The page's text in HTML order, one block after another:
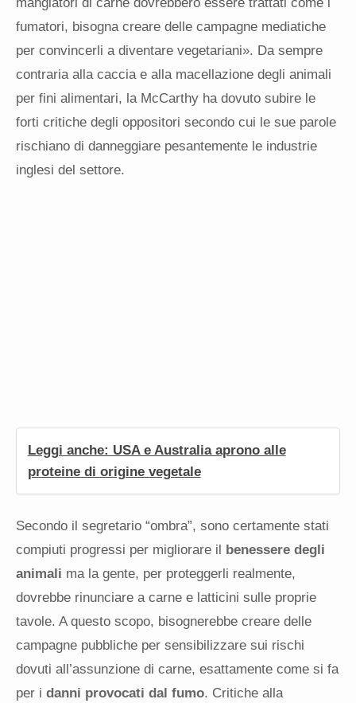
mangiatori di carne dovrebbero essere trattati come i
fumatori, bisogna creare delle campagne mediatiche
per convincerli a diventare vegetariani». Da sempre
contraria alla caccia e alla macellazione degli animali
per fini alimentari, la McCarthy ha dovuto subire le
forti critiche degli oppositori secondo cui le sue parole
rischiano di danneggiare pesantemente le industrie
inglesi del settore.
Leggi anche: USA e Australia aprono alle
proteine di origine vegetale
Secondo il segretario “ombra”, sono certamente stati
compiuti progressi per migliorare il benessere degli
animali ma la gente, per proteggerli realmente,
dovrebbe rinunciare a carne e latticini sulle proprie
tavole. A questo scopo, bisognerebbe creare delle
campagne pubbliche per sensibilizzare sui rischi
dovuti all’assunzione di carne, esattamente come si fa
per i danni provocati dal fumo. Critiche alla